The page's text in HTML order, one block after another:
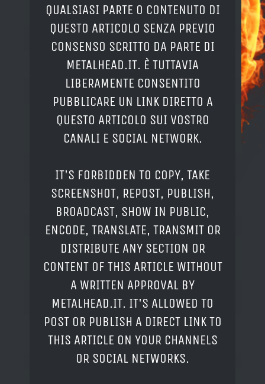
QUALSIASI PARTE O CONTENUTO DI
QUESTO ARTICOLO SENZA PREVIO
CONSENSO SCRITTO DA PARTE DI
METALHEAD.IT. È TUTTAVIA
LIBERAMENTE CONSENTITO
PUBBLICARE UN LINK DIRETTO A
QUESTO ARTICOLO SUI VOSTRO
CANALI E SOCIAL NETWORK.
IT'S FORBIDDEN TO COPY, TAKE
SCREENSHOT, REPOST, PUBLISH,
BROADCAST, SHOW IN PUBLIC,
ENCODE, TRANSLATE, TRANSMIT OR
DISTRIBUTE ANY SECTION OR
CONTENT OF THIS ARTICLE WITHOUT
A WRITTEN APPROVAL BY
METALHEAD.IT. IT'S ALLOWED TO
POST OR PUBLISH A DIRECT LINK TO
THIS ARTICLE ON YOUR CHANNELS
OR SOCIAL NETWORKS.